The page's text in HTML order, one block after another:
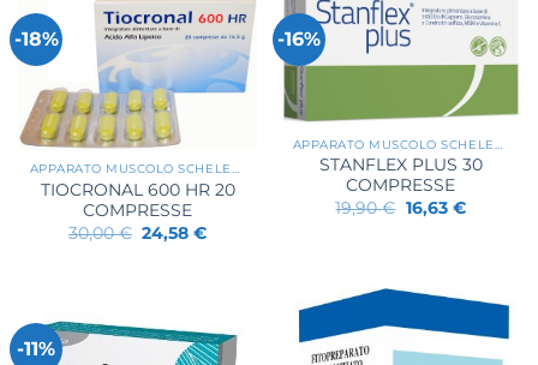
-18%
APPARATO MUSCOLO SCHELETRICO
TIOCRONAL 600 HR 20
COMPRESSE
30,00€ Il
prezzo
24,58€Il
-16%
STANFLEX PLUS 30
COMPRESSE
19,90€ Il
prezzo
16,63 €Il
-11%